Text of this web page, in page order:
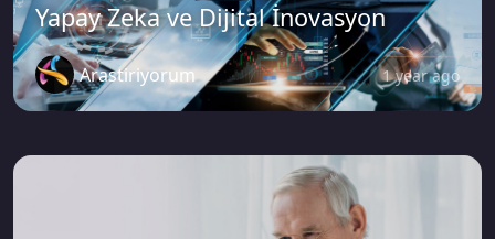
Yapay Zeka ve Dijital İnovasyon
Arastiriyorum 1 year ago